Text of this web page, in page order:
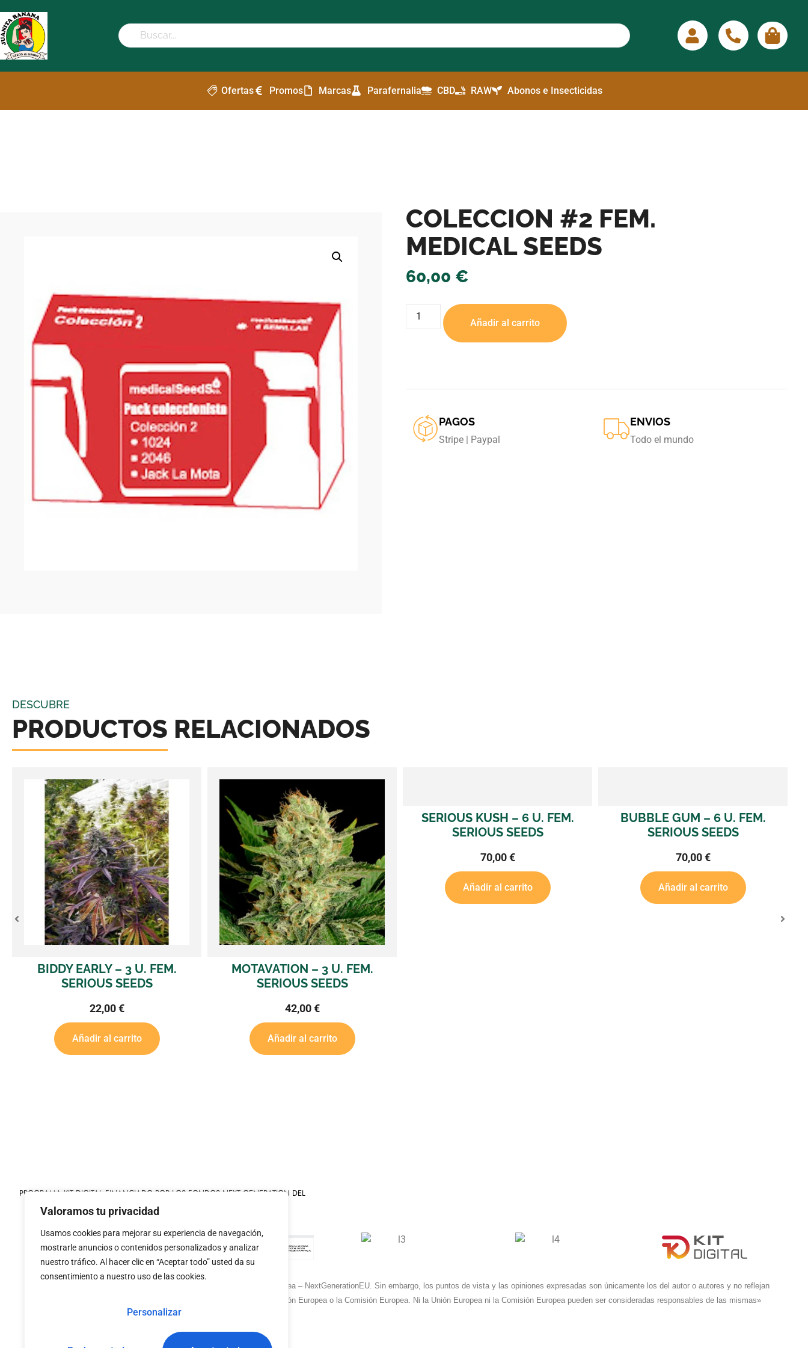
Valoramos tu privacidad
Usamos cookies para mejorar su experiencia de navegación,
mostrarle anuncios o contenidos personalizados y analizar
nuestro tráfico. Al hacer clic en “Aceptar todo” usted da su
consentimiento a nuestro uso de las cookies.
Personalizar
Ofertas Promos Marcas Parafernalia CBD RAW Abonos e Insecticidas
COLECCION #2 FEM.
MEDICAL SEEDS
60,00 €
Añadir al carrito
PAGOS
Stripe | Paypal
ENVIOS
Todo el mundo
DESCUBRE
PRODUCTOS RELACIONADOS
BIDDY EARLY – 3 U. FEM.
SERIOUS SEEDS
22,00€
Añadir al carrito
MOTAVATION – 3 U. FEM.
SERIOUS SEEDS
42,00€
Añadir al carrito
SERIOUS KUSH – 6 U. FEM.
SERIOUS SEEDS
70,00€
Añadir al carrito
BUBBLE GUM – 6 U. FEM.
SERIOUS SEEDS
70,00€
Añadir al carrito
PROGRAMA KIT DIGITAL FINANCIADO POR LOS FONDOS NEXT GENERATION DEL
MECANISMO DE RECUPERACIÓN Y RESILIENCIA
«financiado por la
«Financiado por la Unión Europea – NextGenerationEU. Sin embargo, los puntos de vista y las opiniones expresadas son únicamente los del autor o autores y no reflejan
necesariamente los de la Unión Europea o la Comisión Europea. Ni la Unión Europea ni la Comisión Europea pueden ser consideradas responsables de las mismas»